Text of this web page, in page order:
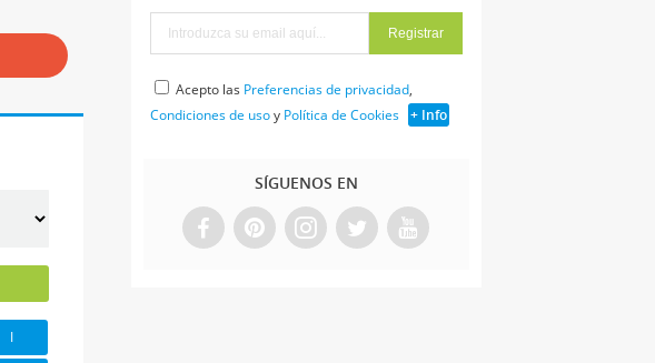
I
Acepto las Preferencias de privacidad,
Condiciones de usoy Política de Cookies + Info
SÍGUENOS EN